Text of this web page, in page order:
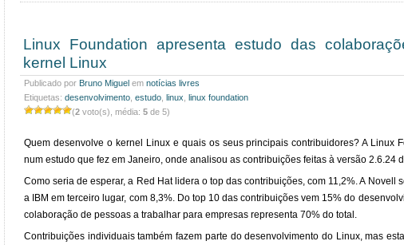
Linux Foundation apresenta estudo das
kernel Linux
Publicado por Bruno Miguel em notícias livres
Etiquetas: desenvolvimento estudo linux linux foundation
(2 voto(s), média: 5 de 5)
Quem desenvolve o kernel Linux e quais os seus principais contribuidores? A Linux
num estudo que fez em Janeiro, onde analisou as contribuições feitas à versão 2.6.24
Como seria de esperar, a Red Hat lidera o top das contribuições, com 11,2%. A Novell
a IBM em terceiro lugar, com 8,3%. Do top 10 das contribuições vem 15% do
colaboração de pessoas a trabalhar para empresas representa 70% do total.
Contribuições individuais também fazem parte do desenvolvimento do Linux, mas